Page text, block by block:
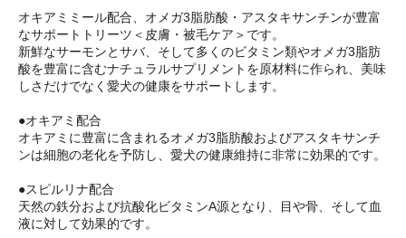
オキアミミール配合、オメガ3脂肪酸・アスタキサンチンが豊富
なサポートトリーツ＜皮膚・被毛ケア＞です。
新鮮なサーモンとサバ、そして多くのビタミン類やオメガ3脂肪
酸を豊富に含むナチュラルサプリメントを原材料に作られ、美味
しさだけでなく愛犬の健康をサポートします。
●オキアミ配合
オキアミに豊富に含まれるオメガ3脂肪酸およびアスタキサンチ
ンは細胞の老化を予防し、愛犬の健康維持に非常に効果的です。
●スピルリナ配合
天然の鉄分および抗酸化ビタミンA源となり、目や骨、そして血
液に対して効果的です。